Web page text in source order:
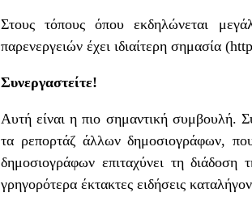
Στους τόπους όπου εκδηλώνεται
παρενεργειών έχει ιδιαίτερη σημασία (
Συνεργαστείτε!
Αυτή είναι η πιο σημαντική συμβουλή.
τα ρεπορτάζ άλλων δημοσιογράφων,
δημοσιογράφων επιταχύνει τη
γρηγορότερα έκτακτες ειδήσεις